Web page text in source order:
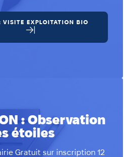
VISITE EXPLOITATION BIO
: Observation
étoiles
Gratuit sur inscription 12